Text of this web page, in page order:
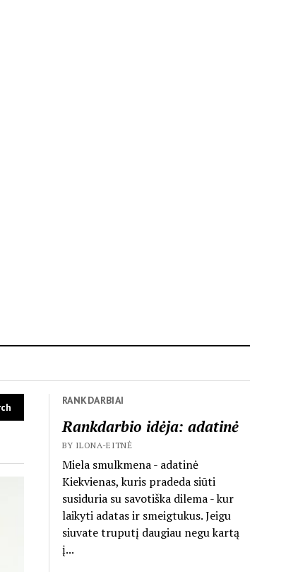
RANKDARBIAI
Rankdarbio idėja: adatinė
BY ILONA-EITNĖ
Miela smulkmena - adatinė
Kiekvienas, kuris pradeda siūti
susiduria su savotiška dilema - kur
laikyti adatas ir smeigtukus. Jeigu
siuvate truputį daugiau negu kartą
į...